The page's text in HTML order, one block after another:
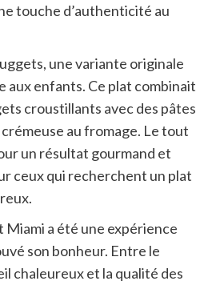
touche d’authenticité au
une variante originale
aux enfants. Ce plat combinait
croustillants avec des pâtes
au fromage. Le tout
un résultat gourmand et
ceux qui recherchent un plat
Miami a été une expérience
son bonheur. Entre le
chaleureux et la qualité des